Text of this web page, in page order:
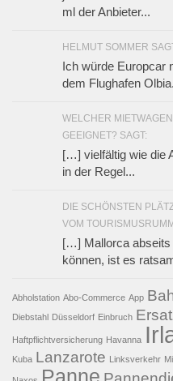
ml der Anbieter...
HELMUT SOMMER
Ich würde Europcar
dem Flughafen
WELCHER
GEEIGNET? SAGT:
[…] vielfältig wie die
in der Regel...
DIE SCHÖNSTEN
VOM
[…] Mallorca abseits
können, ist es
Abholstation Abo-Commerce App
Diebstahl Düsseldorf Einbruch
Haftpflichtversicherung Havanna
Kuba Lanzarote Linksverkehr